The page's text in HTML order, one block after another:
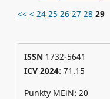
<< < 24 25 26 27 28 29
ISSN1732-5641
ICV 2024: 71.15
Punkty MEiN: 20